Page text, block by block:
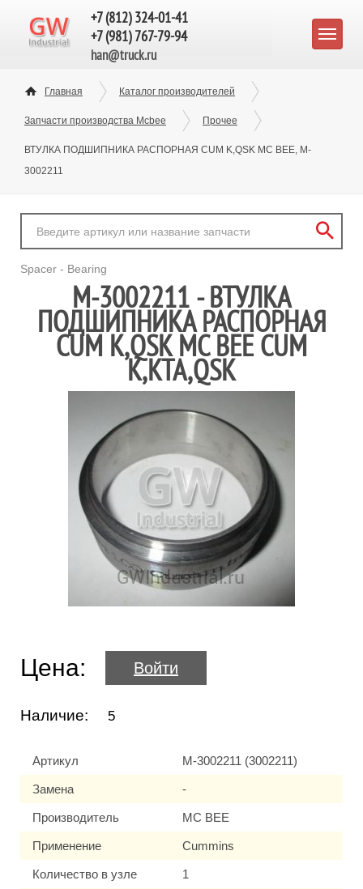
+7 (812) 324-01-41
+7 (981) 767-79-94
han@truck.ru
Главная Каталог производителей
Запчасти производства Mcbee Прочее
ВТУЛКА ПОДШИПНИКА РАСПОРНАЯ CUM K,QSK MC BEE, M-
3002211
Spacer - Bearing
M-3002211 - ВТУЛКА
ПОДШИПНИКА РАСПОРНАЯ
CUM K,QSK MC BEE CUM
K,KTA,QSK
Цена: Войти
Наличие: 5
Артикул M-3002211 (3002211)
Замена -
Производитель MC BEE
Применение Cummins
Количество в узле 1